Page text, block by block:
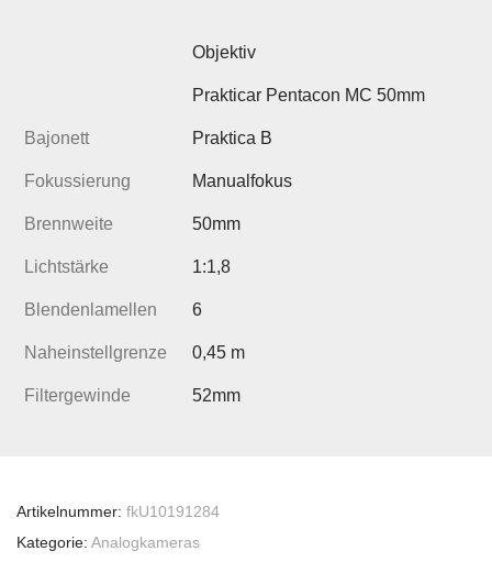
Objektiv
Prakticar Pentacon MC 50mm
Bajonett Praktica B
Fokussierung Manualfokus
Brennweite 50mm
Lichtstärke 1:1,8
Blendenlamellen 6
Naheinstellgrenze 0,45 m
Filtergewinde 52mm
Artikelnummer: fkU10191284
Kategorie: Analogkameras